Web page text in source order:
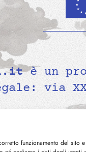
funzionamento del sito
è un
via